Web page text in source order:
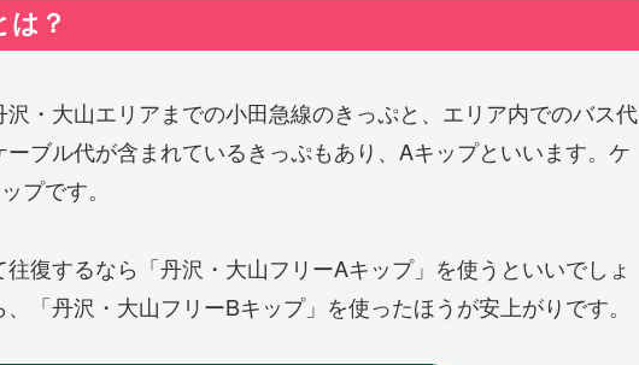
？
・大山エリアまでの小田急線のきっぷと、エリア内でのバス代
ブル代が含まれているきっぷもあり、Aキップといいます。ケ
プです。
復するなら「丹沢・大山フリーAキップ」を使うといいでしょ
「丹沢・大山フリーBキップ」を使ったほうが安上がりです。